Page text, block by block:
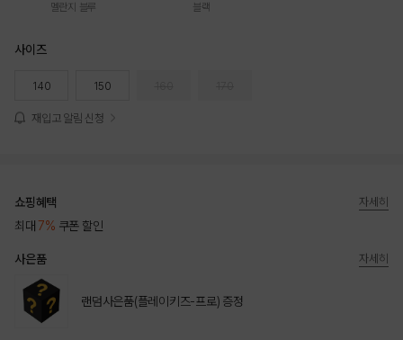
멜란지 블루 블랙
사이즈
140 150
재입고 알림 신청
쇼핑혜택
최대 7% 쿠폰 할인
자세히
사은품
랜덤사은품(플레이키즈-프로) 증정
자세히